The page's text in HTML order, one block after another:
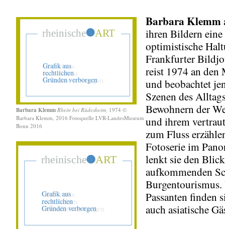
Barbara Klemm Rhein bei Rüdesheim, 1974 ©
Barbara Klemm, 2016 Fotoquelle LVR-LandesMuseum
Bonn 2016
Barbara Klemm
ihren Bildern eine
optimistische
Frankfurter
reist 1974 an
und beobachtet
Szenen des
Bewohnern der
und ihrem
zum Fluss
Fotoserie im
lenkt sie den
aufkommenden
Burgentourismus.
Passanten finden
auch asiatische